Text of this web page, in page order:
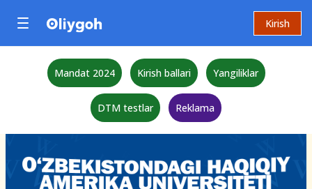
Kirish
Mandat 2024 Kirish ballari Yangiliklar
DTM testlar Reklama